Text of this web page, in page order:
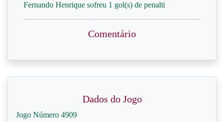
Fernando Henrique sofreu 1 gol(s) de penalti
Comentário
Dados do Jogo
Jogo Número 4909